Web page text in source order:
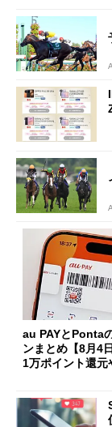
au PAYとPonta
ンまとめ【8月4
1万ポイント還元